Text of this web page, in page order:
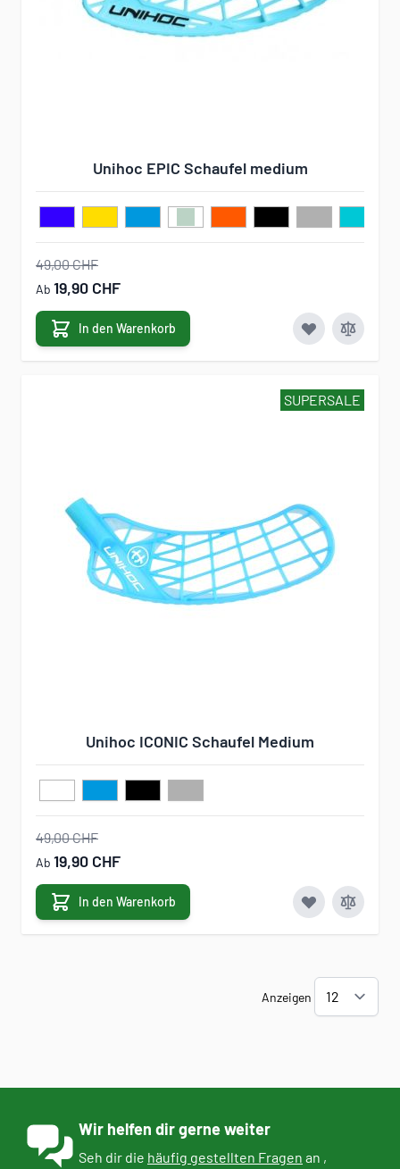
Unihoc EPIC Schaufel medium
49,00 CHF
Ab 19,90 CHF
In den Warenkorb
SUPERSALE
Unihoc ICONIC Schaufel Medium
49,00 CHF
Ab 19,90 CHF
In den Warenkorb
Anzeigen
Wir helfen dir gerne weiter
Seh dir die häufig gestellten Fragen an ,